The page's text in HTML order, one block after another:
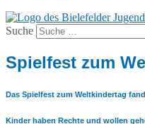
Suche
Spielfest zum
Das Spielfest zum Weltkindertag
Kinder haben Rechte und wollen